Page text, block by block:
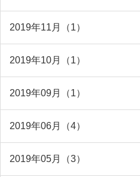
2019年11月（1）
2019年10月（1）
2019年09月（1）
2019年06月（4）
2019年05月（3）